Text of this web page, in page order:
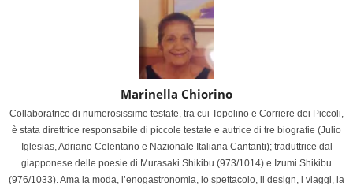
Marinella Chiorino
Collaboratrice di numerosissime testate, tra cui Topolino e Corriere dei Piccoli,
è stata direttrice responsabile di piccole testate e autrice di tre biografie (Julio
Iglesias, Adriano Celentano e Nazionale Italiana Cantanti); traduttrice dal
giapponese delle poesie di Murasaki Shikibu (973/1014) e Izumi Shikibu
(976/1033). Ama la moda, l’enogastronomia, lo spettacolo, il design, i viaggi, la